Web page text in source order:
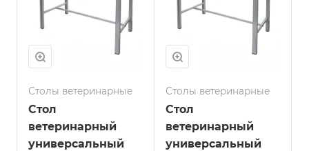
Столы ветеринарные
Стол
ветеринарный
универсальный
Столы ветеринарные
Стол
ветеринарный
универсальный